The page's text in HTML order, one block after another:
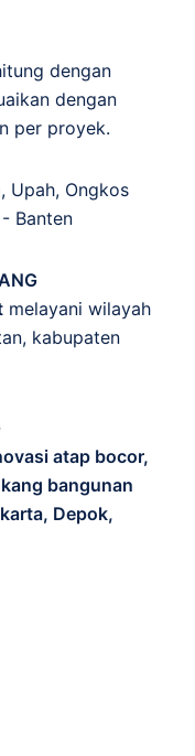
dengan
dengan
per proyek.
, Upah, Ongkos
Banten
melayani wilayah
kabupaten
atap bocor,
bangunan
Depok,